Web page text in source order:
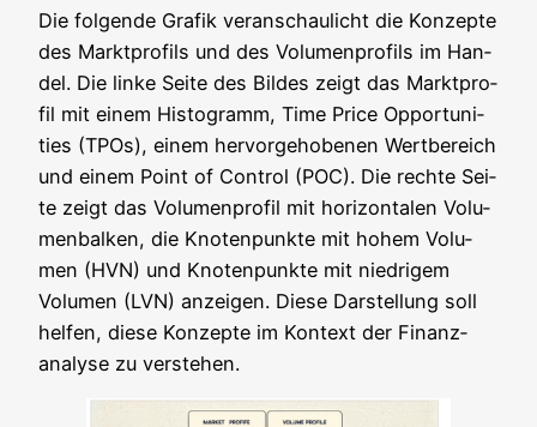
Die fol­gen­de Gra­fik ver­an­schau­licht die Kon­zep­te
des Markt­pro­fils und des Volu­men­pro­fils im Han­
del. Die lin­ke Sei­te des Bil­des zeigt das Markt­pro­
fil mit einem His­to­gramm, Time Pri­ce Oppor­tu­ni­
ties (TPOs), einem her­vor­ge­ho­be­nen Wert­be­reich
und einem Point of Con­trol (POC). Die rech­te Sei­
te zeigt das Volu­men­pro­fil mit hori­zon­ta­len Volu­
men­bal­ken, die Kno­ten­punk­te mit hohem Volu­
men (HVN) und Kno­ten­punk­te mit nied­ri­gem
Volu­men (LVN) anzei­gen. Die­se Dar­stel­lung soll
hel­fen, die­se Kon­zep­te im Kon­text der Finanz­
ana­ly­se zu verstehen.